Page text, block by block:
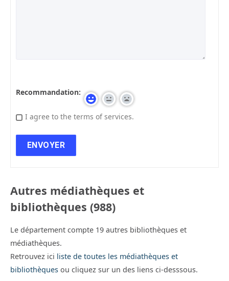
Recommandation:
I agree to the terms of services.
Autres médiathèques et
bibliothèques (988)
Le département compte 19 autres bibliothèques et
médiathèques.
Retrouvez ici liste de toutes les médiathèques et
bibliothèques ou cliquez sur un des liens ci-desssous.